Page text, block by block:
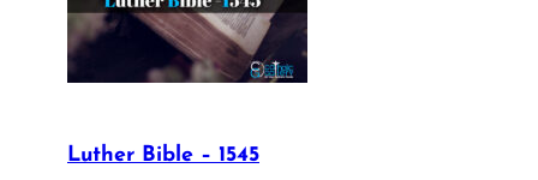
Luther Bible – 1545